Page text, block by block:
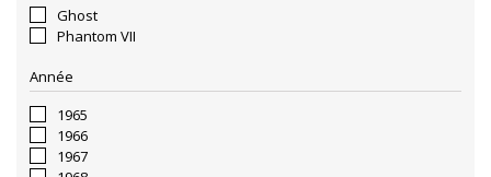
Ghost
Phantom VII
Année
1965
1966
1967